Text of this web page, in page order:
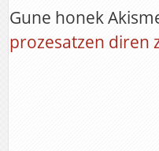
Gune honek
prozesatzen diren